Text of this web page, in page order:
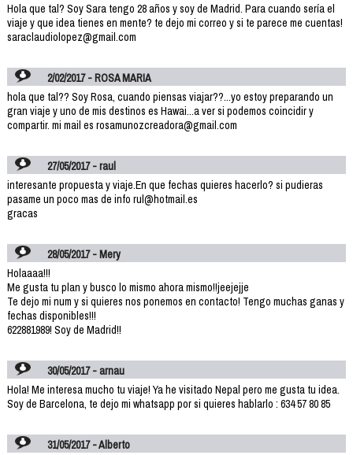
Hola que tal? Soy Sara tengo 28 años y soy de Madrid. Para cuando sería el
viaje y que idea tienes en mente? te dejo mi correo y si te parece me cuentas!
saraclaudiolopez@gmail.com
2/02/2017 - ROSA MARIA
hola que tal?? Soy Rosa, cuando piensas viajar??...yo estoy preparando un
gran viaje y uno de mis destinos es Hawai...a ver si podemos coincidir y
compartir. mi mail es rosamunozcreadora@gmail.com
27/05/2017 - raul
interesante propuesta y viaje.En que fechas quieres hacerlo? si pudieras
pasame un poco mas de info rul@hotmail.es
gracas
28/05/2017 - Mery
Holaaaa!!!
Me gusta tu plan y busco lo mismo ahora mismo!!jeejejje
Te dejo mi num y si quieres nos ponemos en contacto! Tengo muchas ganas y
fechas disponibles!!!
622881989! Soy de Madrid!!
30/05/2017 - arnau
Hola! Me interesa mucho tu viaje! Ya he visitado Nepal pero me gusta tu idea.
Soy de Barcelona, te dejo mi whatsapp por si quieres hablarlo : 634 57 80 85
31/05/2017 - Alberto